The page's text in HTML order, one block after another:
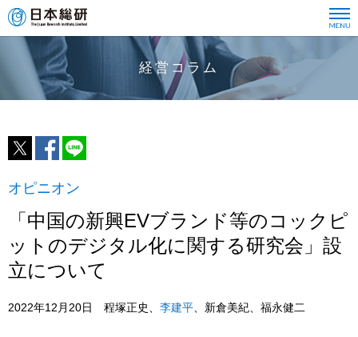
経営コラム
オピニオン
「中国の新興EVブランド等のコックピ
ットのデジタル化に関する研究会」設
立について
2022年12月20日 程塚正史、 李建平 、新倉美紀、福永健二